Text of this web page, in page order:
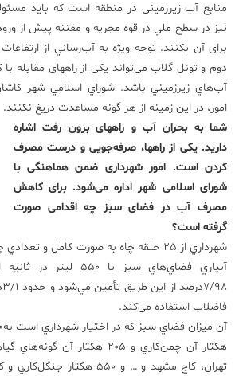
منابع آب زیرزمینی در منطقه است که باید
نیز در سطح ملي در قوه مجريه و مقننه پیش از
برای آن بکنند. توجه ویژه به آب‌رساني از
دوم و تونل گلاب می‌تواند یکی از راههای مقابله
آب‌هاي زيرزميني باشد. شوراي اسلامي شهر
امور، در اين زمينه از هر گونه مساعدت دريغ نکنند.
شما به بحران آب و راههای برون رفت اشاره
دارید. یکی از راهها، صرفه‌جویی و درست مصرف
کردن است. امور شهرداری ضمن هماهنگی با
شورای اسلامی شهر اداره می‌شود. برای کاهش
مصرف آب در فضای سبز چه اقدامی صورت
گرفته است؟
شهرداري از 25 حلقه چاه به صورت كامل و
آبياري فضاي‌هاي سبز با
فاضلاب استفاده می‌کند.
هكتار آن چمن‌كاري و 205 هكتار
تهران، كاج مشهد و … و 550